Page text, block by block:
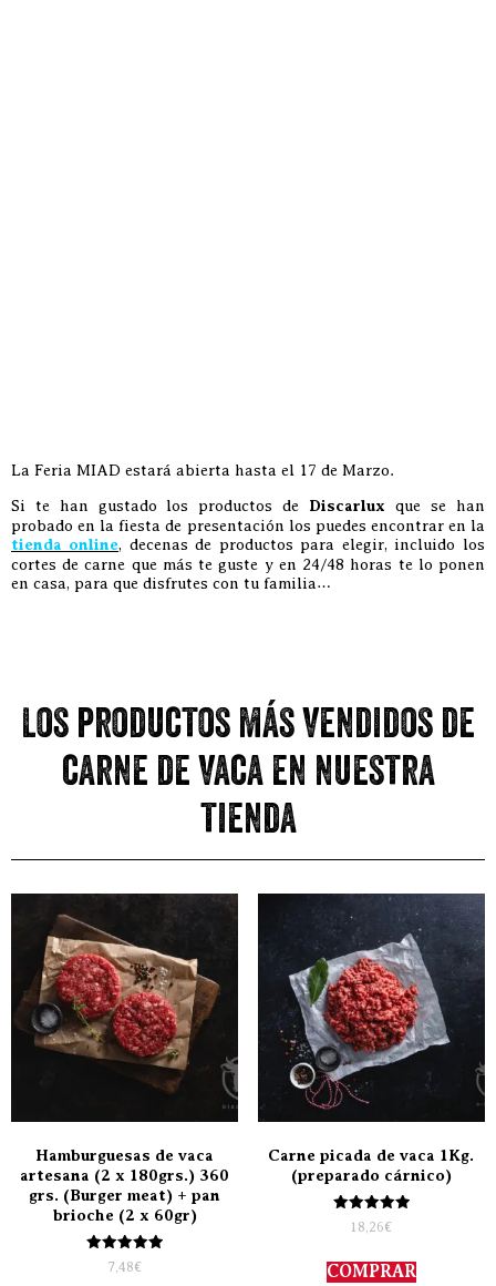
La Feria MIAD estará abierta hasta el 17 de Marzo.
Si te han gustado los productos de Discarlux que se han
probado en la fiesta de presentación los puedes encontrar en la
tienda online, decenas de productos para elegir, incluido los
cortes de carne que más te guste y en 24/48 horas te lo ponen
en casa, para que disfrutes con tu familia…
Los productos más vendidos de
carne de vaca en nuestra
tienda
Hamburguesas de vaca
artesana (2 x 180grs.) 360
grs. (Burger meat) + pan
brioche (2 x 60gr)
Valorado
con
7,48€
Carne picada de vaca 1Kg.
(preparado cárnico)
Valorado
con
de 5
18,26€
COMPRAR